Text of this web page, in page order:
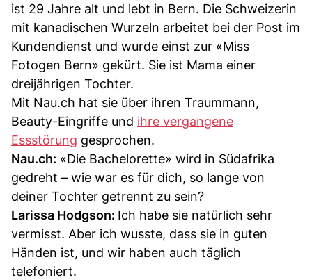
ist 29 Jahre alt und lebt in Bern. Die Schweizerin
mit kanadischen Wurzeln arbeitet bei der Post im
Kundendienst und wurde einst zur «Miss
Fotogen Bern» gekürt. Sie ist Mama einer
dreijährigen Tochter.
Mit Nau.ch hat sie über ihren Traummann,
Beauty-Eingriffe und ihre vergangene
Essstörung gesprochen.
Nau.ch: «Die Bachelorette» wird in Südafrika
gedreht – wie war es für dich, so lange von
deiner Tochter getrennt zu sein?
Larissa Hodgson: Ich habe sie natürlich sehr
vermisst. Aber ich wusste, dass sie in guten
Händen ist, und wir haben auch täglich
telefoniert.